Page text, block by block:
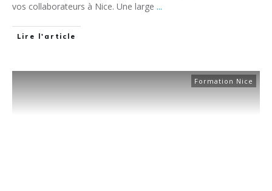
vos collaborateurs à Nice. Une large ...
Lire l'article
Formation Nice